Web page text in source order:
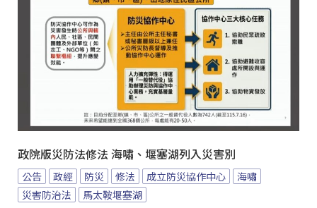
政院版災防法修法 海嘯、堰塞湖列入災害別
公告 政經 防災 修法 成立防災協作中心
海嘯
災害防治法
馬太鞍堰塞湖